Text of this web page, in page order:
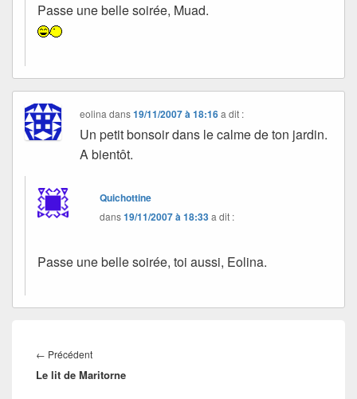
Passe une belle soirée, Muad.
eolina dans19/11/2007 à 18:16 a dit :
Un petit bonsoir dans le calme de ton jardin.
A bientôt.
Quichottine
dans19/11/2007 à 18:33a dit :
Passe une belle soirée, toi aussi, Eolina.
de
l’article
← PrécédentArticle
précédent :
Le lit de Maritorne